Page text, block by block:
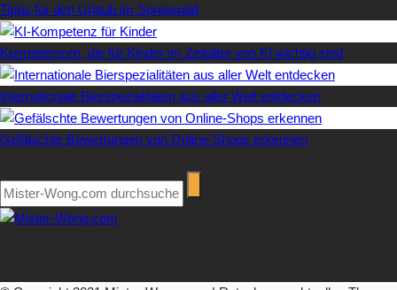
Tipps für den Urlaub im Spreewald
Kompetenzen, die für Kinder im Zeitalter von KI wichtig sind
Internationale Bierspezialitäten aus aller Welt entdecken
Gefälschte Bewertungen von Online-Shops erkennen